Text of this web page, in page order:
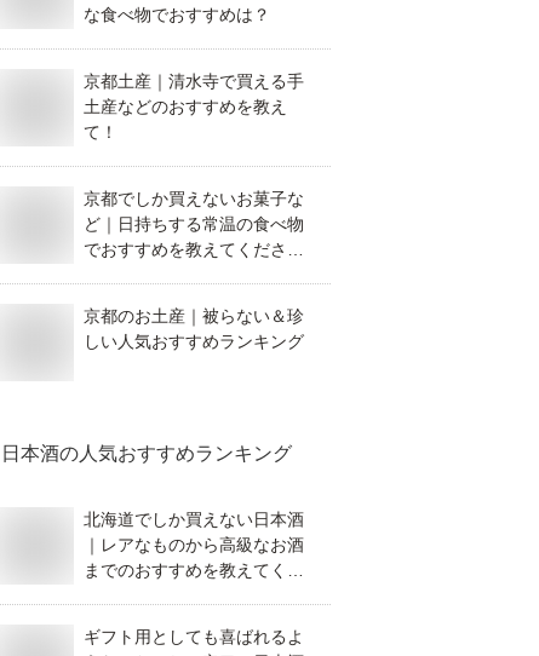
な食べ物でおすすめは？
京都土産｜清水寺で買える手
土産などのおすすめを教え
て！
京都でしか買えないお菓子な
ど｜日持ちする常温の食べ物
でおすすめを教えてくださ
京都のお土産｜被らない＆珍
しい人気おすすめランキング
日本酒の人気おすすめランキング
北海道でしか買えない日本酒
｜レアなものから高級なお酒
までのおすすめを教えてくだ
ギフト用としても喜ばれるよ